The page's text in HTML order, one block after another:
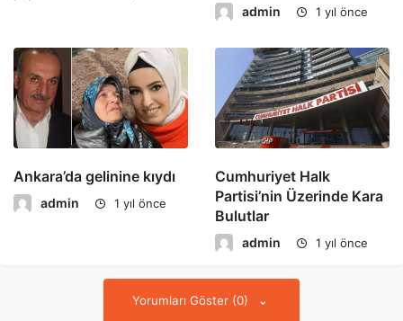
admin 1 yıl önce
Ankara’da gelinine kıydı
admin 1 yıl önce
Cumhuriyet Halk
Partisi’nin Üzerinde Kara
Bulutlar
admin 1 yıl önce
Yorumları Göster (0)